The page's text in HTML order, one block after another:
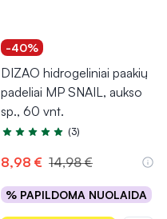
-40%
DIZAO hidrogeliniai paakių
padeliai MP SNAIL, aukso
sp., 60 vnt.
Įvertinimas 5.0 iš 5
(3)
8,98 € 14,98 €
% PAPILDOMA NUOLAIDA